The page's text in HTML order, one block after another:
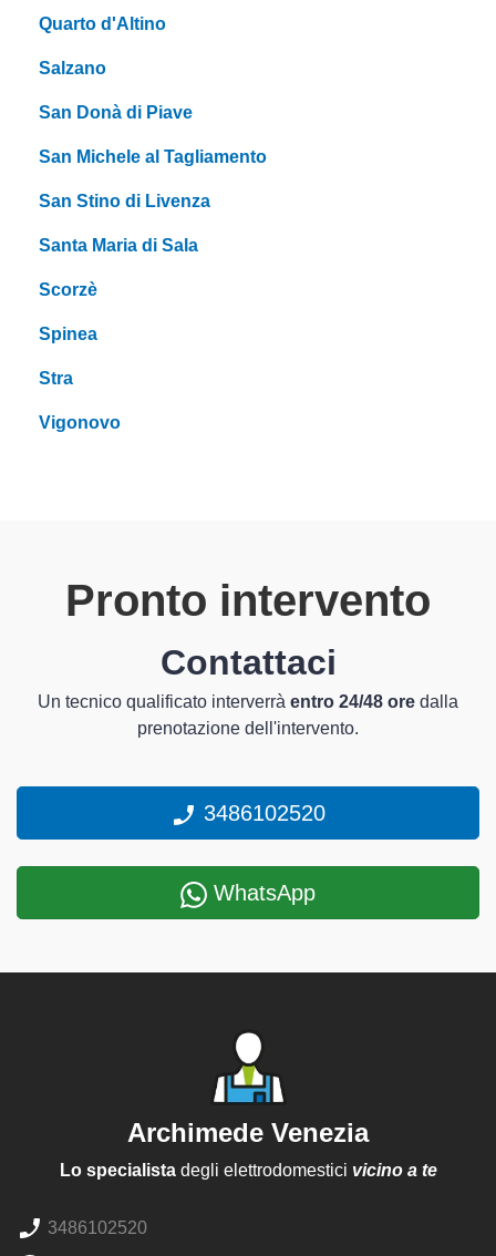
Quarto d'Altino
Salzano
San Donà di Piave
San Michele al Tagliamento
San Stino di Livenza
Santa Maria di Sala
Scorzè
Spinea
Stra
Vigonovo
Pronto intervento
Contattaci
Un tecnico qualificato interverrà entro 24/48 ore dalla
prenotazione dell'intervento.
3486102520
WhatsApp
Archimede Venezia
Lo specialistadegli elettrodomestici vicino a te
3486102520